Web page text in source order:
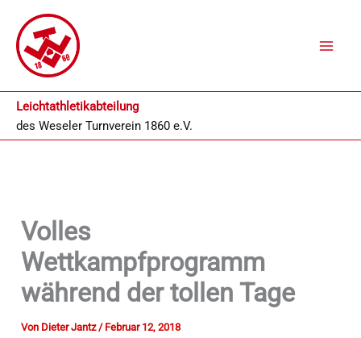
Inhalt
springen
Leichtathletikabteilung
des Weseler Turnverein 1860 e.V.
Volles
Wettkampfprogramm
während der tollen Tage
Von Dieter Jantz / Februar 12, 2018